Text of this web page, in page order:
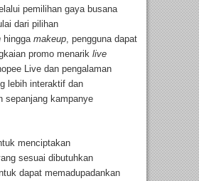
pemilihan gaya busana
dari pilihan
hingga makeup , pengguna dapat
promo menarik live
Live dan pengalaman
lebih interaktif dan
sepanjang kampanye
menciptakan
sesuai dibutuhkan
dapat memadupadankan